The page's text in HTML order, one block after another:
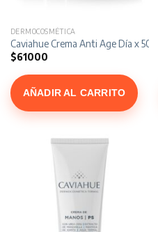
DERMOCOSMÉTICA
Caviahue Crema Anti Age Día x 50 gr
$61000
AÑADIR AL CARRITO